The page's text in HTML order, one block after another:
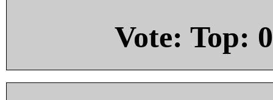
Vote: Top: 0